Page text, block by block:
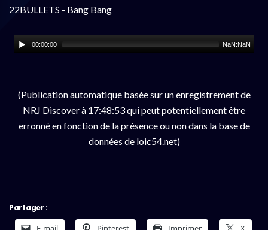
22BULLETS - Bang Bang
00:00:00 NaN:NaN
(Publication automatique basée sur un enregistrement de
NRJ Discover à 17:48:53 qui peut potentiellement être
erronné en fonction de la présence ou non dans la base de
données de loic54.net)
Partager :